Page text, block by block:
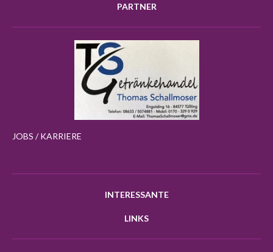
PARTNER
JOBS / KARRIERE
INTERESSANTE
LINKS